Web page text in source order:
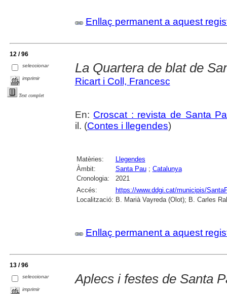
Enllaç permanent a aquest
12 / 96
seleccionar
imprimir
Text complet
La Quartera de blat de
Ricart i Coll, Francesc
En: Croscat : revista de Santa
il. (Contes i llegendes)
Matèries:
Llegendes
Àmbit:
Santa Pau; Catalunya
Cronologia:
2021
Accés:
https://www.ddgi.cat/municipis/
Localització: B. Marià Vayreda (Olot); B. Carles
Enllaç permanent a aquest
13 / 96
seleccionar
imprimir
Aplecs i festes de Santa